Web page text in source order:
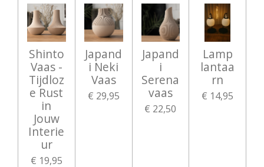
Shinto
Vaas -
Tijdloz
e Rust
in
Jouw
Interie
ur
€ 19,95
Japand
i Neki
Vaas
€ 29,95
Japand
i
Serena
vaas
€ 22,50
Lamp
lantaa
rn
€ 14,95